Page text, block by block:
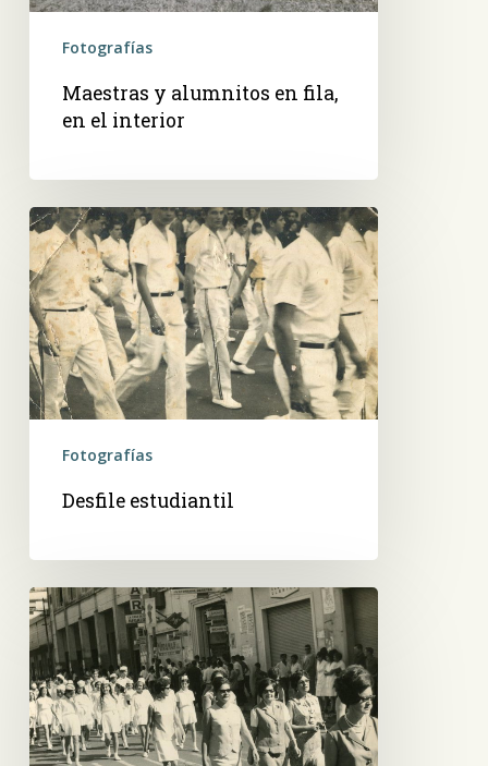
Fotografías
Maestras y alumnitos en fila,
en el interior
Desfile
estudiantil
Fotografías
Desfile estudiantil
Desfile
estudiantil